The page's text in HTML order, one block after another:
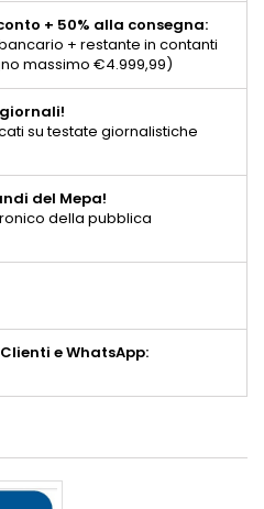
+ 50% alla consegna:
+ restante in contanti
massimo €4.999,99)
su testate giornalistiche
del Mepa!
della pubblica
e WhatsApp: